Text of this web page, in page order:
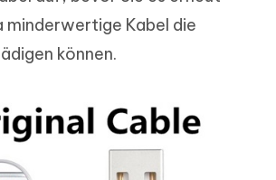
minderwertige Kabel die
können.